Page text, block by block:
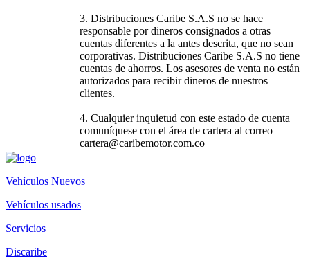
3. Distribuciones Caribe S.A.S no se hace
responsable por dineros consignados a otras
cuentas diferentes a la antes descrita, que no sean
corporativas. Distribuciones Caribe S.A.S no tiene
cuentas de ahorros. Los asesores de venta no están
autorizados para recibir dineros de nuestros
clientes.
4. Cualquier inquietud con este estado de cuenta
comuníquese con el área de cartera al correo
cartera@caribemotor.com.co
Vehículos Nuevos
Vehículos usados
Servicios
Discaribe